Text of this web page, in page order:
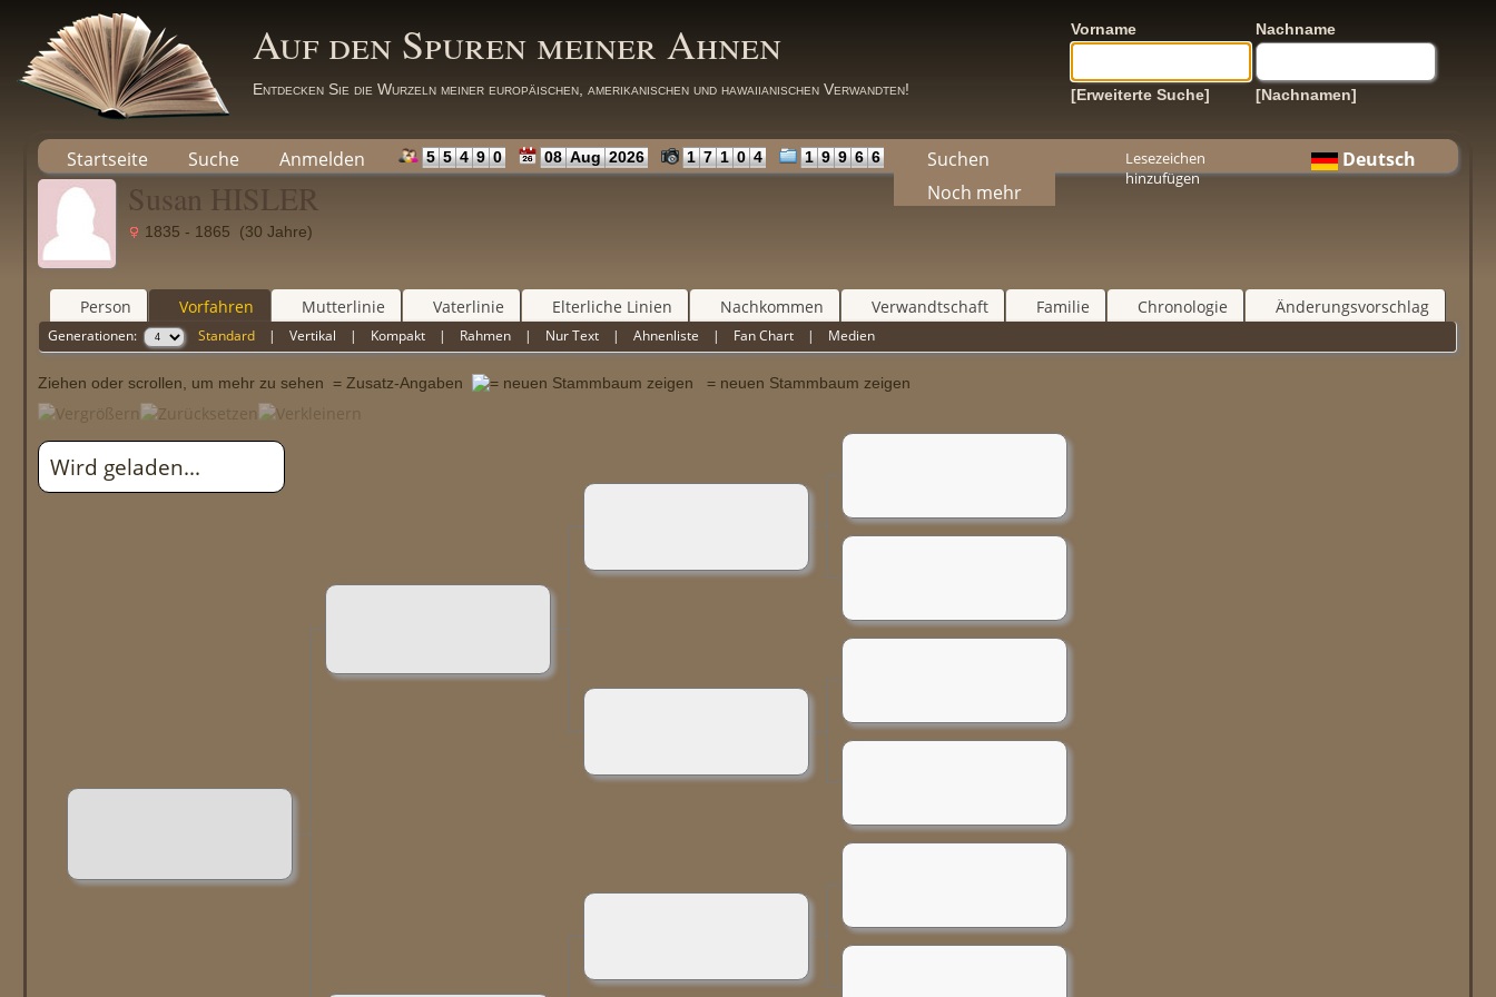
Auf den Spuren meiner Ahnen
Entdecken Sie die Wurzeln meiner europäischen, amerikanischen und hawaiianischen Verwandten!
Vorname Nachname
[Erweiterte Suche] [Nachnamen]
Startseite Suche Anmelden 5 5 4 9 0 08 Aug 2026 1 7 1 0 4 1 9 9 6 6
Suchen
Noch mehr
Lesezeichen
hinzufügen
Deutsch
Susan HISLER
1835 - 1865 (30 Jahre)
Person Vorfahren Mutterlinie Vaterlinie Elterliche Linien Nachkommen Verwandtschaft Familie Chronologie Änderungsvorschlag
Generationen: Standard |Vertikal | Kompakt | Rahmen | Nur Text |Ahnenliste | Fan Chart | Medien
Ziehen oder scrollen, um mehr zu sehen = Zusatz-Angaben = neuen Stammbaum zeigen
Wird geladen...